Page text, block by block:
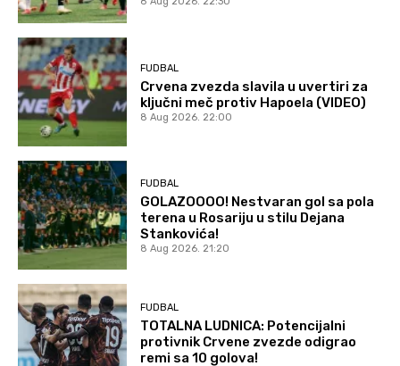
FUDBAL
Crvena zvezda slavila u uvertiri za
ključni meč protiv Hapoela (VIDEO)
8 Aug 2026. 22:00
FUDBAL
GOLAZOOOO! Nestvaran gol sa pola
terena u Rosariju u stilu Dejana
Stankovića!
8 Aug 2026. 21:20
FUDBAL
TOTALNA LUDNICA: Potencijalni
protivnik Crvene zvezde odigrao
remi sa 10 golova!